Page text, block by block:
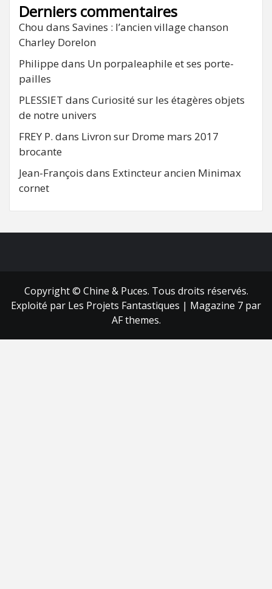
Derniers commentaires
Chou dans Savines : l’ancien village chanson
Charley Dorelon
Philippe dans Un porpaleaphile et ses porte-
pailles
PLESSIET dans Curiosité sur les étagères objets
de notre univers
FREY P. dans Livron sur Drome mars 2017
brocante
Jean-François dans Extincteur ancien Minimax
cornet
Copyright © Chine & Puces. Tous droits réservés.
Exploité par Les Projets Fantastiques | Magazine 7 par
AF themes.